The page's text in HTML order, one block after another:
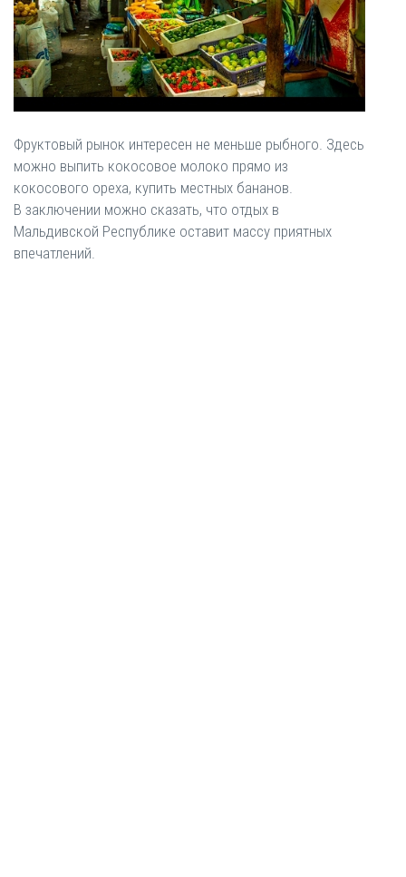
Фруктовый рынок интересен не меньше рыбного. Здесь
можно выпить кокосовое молоко прямо из
кокосового ореха, купить местных бананов.
В заключении можно сказать, что отдых в
Мальдивской Республике оставит массу приятных
впечатлений.